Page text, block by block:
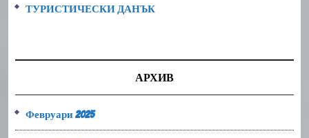
ТУРИСТИЧЕСКИ ДАНЪК
АРХИВ
Февруари 2025